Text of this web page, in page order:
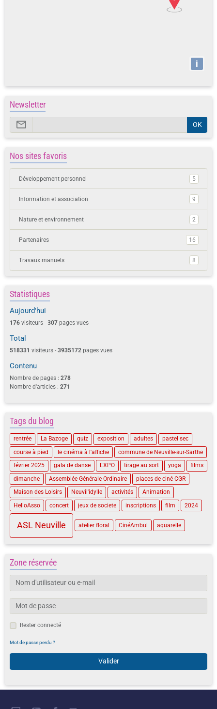
i
Newsletter
OK
Nos sites favoris
Développement personnel 5
Information et association 9
Nature et environnement 2
Partenaires 16
Travaux manuels 8
Statistiques
Aujourd'hui
176 visiteurs - 307 pages vues
Total
518331 visiteurs - 3935172 pages vues
Contenu
Nombre de pages : 278
Nombre d'articles : 271
Tags du blog
rentrée La Bazoge quiz exposition adultes
pastel sec
course à pied
le cinéma à l'affiche
commune de Neuville-sur-Sarthe
février 2025
gala de danse EXPO tirage au sort yoga
films
dimanche
Assemblée Générale Ordinaire
places de ciné CGR
Maison des Loisirs
Neuvil'idylle activités
Animation
HelloAsso
concert jeux de societe inscriptions film 2024
ASL Neuville atelier floral CinéAmbul aquarelle
Zone réservée
Rester connecté
Mot de passe perdu ?
Valider